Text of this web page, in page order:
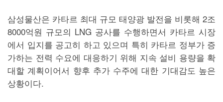
삼성물산은 카타르 최대 규모 태양광 발전을 비롯해 2조
8000억원 규모의 LNG 공사를 수행하면서 카타르 시장
에서 입지를 공고히 하고 있으며 특히 카타르 정부가 증
가하는 전력 수요에 대응하기 위해 지속 설비 용량을 확
대할 계획이어서 향후 추가 수주에 대한 기대감도 높은
상황이다.